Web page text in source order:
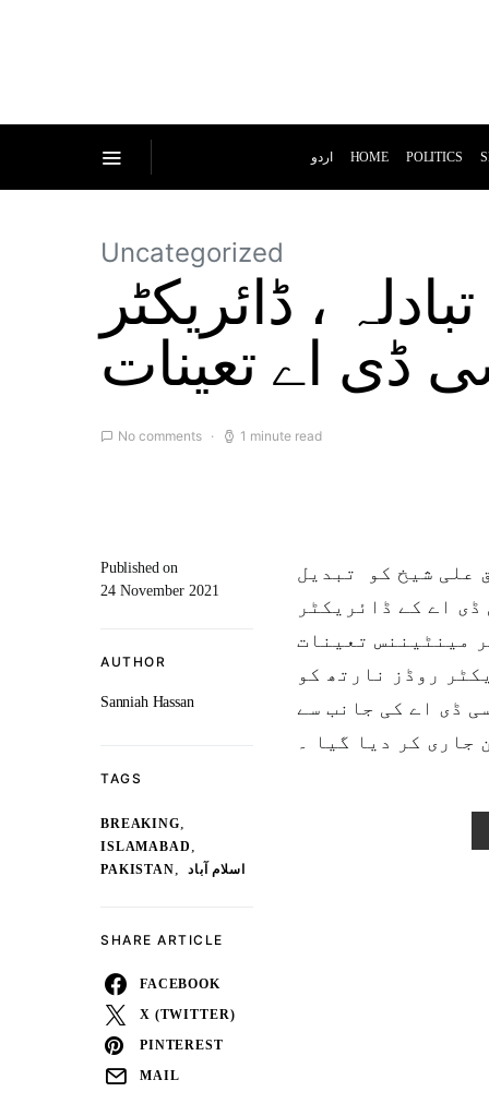
اردو HOME POLITICS
Uncategorized
، ڈائریکٹر
ڈی اے تعینات
No comments 1 minute read
Published on
24 November 2021
AUTHOR
Sanniah Hassan
TAGS
BREAKING,
ISLAMABAD ,
PAKISTAN, اسلام آباد
SHARE ARTICLE
FACEBOOK
X (TWITTER)
PINTEREST
MAIL
علی شیخ کو تبدیل
اے کے ڈائریکٹر
مینٹیننس تعینات
روڈز نارتھ کو
ڈی اے کی جانب سے
جاری کر دیا گیا ۔